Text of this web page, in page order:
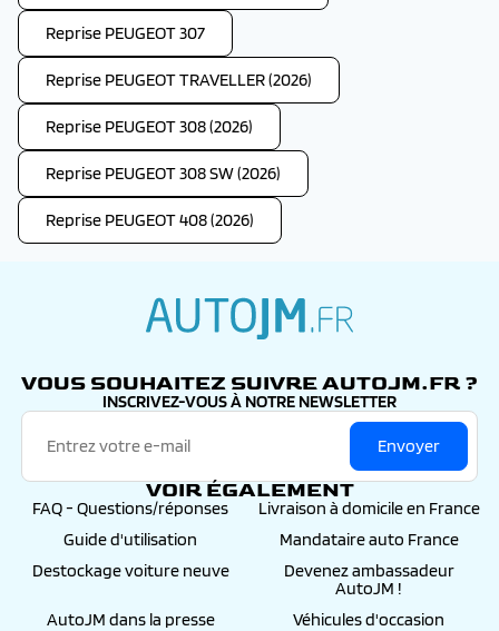
Reprise PEUGEOT 307
Reprise PEUGEOT TRAVELLER (2026)
Reprise PEUGEOT 308 (2026)
Reprise PEUGEOT 308 SW (2026)
Reprise PEUGEOT 408 (2026)
VOUS SOUHAITEZ SUIVRE AUTOJM.FR ?
INSCRIVEZ-VOUS À NOTRE NEWSLETTER
Envoyer
VOIR ÉGALEMENT
FAQ - Questions/réponses
Livraison à domicile en France
Guide d'utilisation
Mandataire auto France
Destockage voiture neuve
Devenez ambassadeur
AutoJM !
AutoJM dans la presse
Véhicules d'occasion